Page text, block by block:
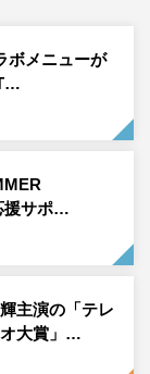
ステライブ
公演で、フレッ
公開。田村海
生、黒田光
北川拓実、青
仁、瀧陽次
人、稲葉通陽
が、本公演の見
ボメニューが
援サポ…
主演の「テレ
オ大賞」…